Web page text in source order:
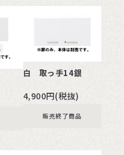
白 取っ手14銀
4,900円(税抜)
販売終了商品